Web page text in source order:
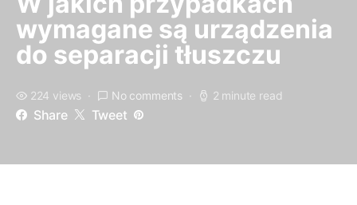
wymagane są urządzenia
do separacji tłuszczu
224 views No comments 2 minute read
Share Tweet